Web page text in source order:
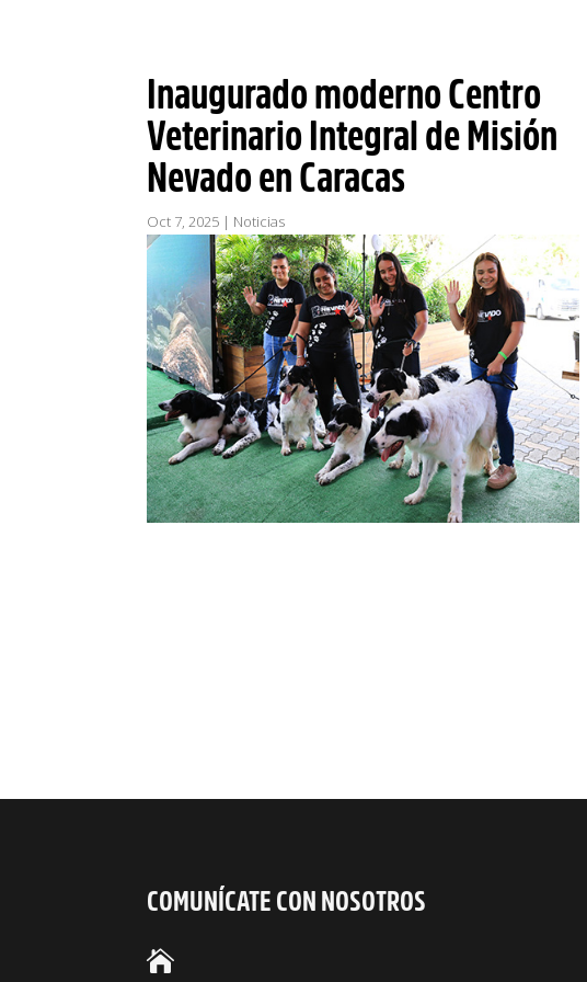
Inaugurado moderno Centro
Veterinario Integral de Misión
Nevado en Caracas
Oct 7, 2025 | Noticias
COMUNÍCATE CON NOSOTROS
